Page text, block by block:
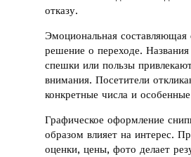
отказу.
Эмоциональная составляющая
решение о переходе.
спешки или пользы
внимания. Посетители
конкретные числа и
Графическое оформление
образом влияет на интерес.
оценки, цены, фото делает